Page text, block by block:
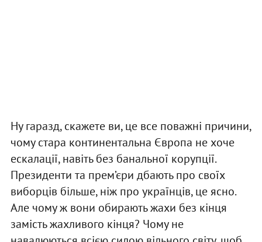
Ну гаразд, скажете ви, це все поважні причини,
чому стара континентальна Європа не хоче
ескалації, навіть без банальної корупції.
Президенти та прем’єри дбають про своїх
виборців більше, ніж про українців, це ясно.
Але чому ж вони обирають жахи без кінця
замість жахливого кінця? Чому не